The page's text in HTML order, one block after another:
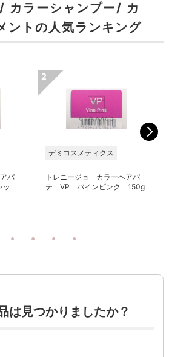
カラーシャンプー/ カ
ントの人気ランキング
パ
デミコスメティクス
トレニージョ カラーヘアパ
テ VP バインピンク 150g
は見つかりましたか？